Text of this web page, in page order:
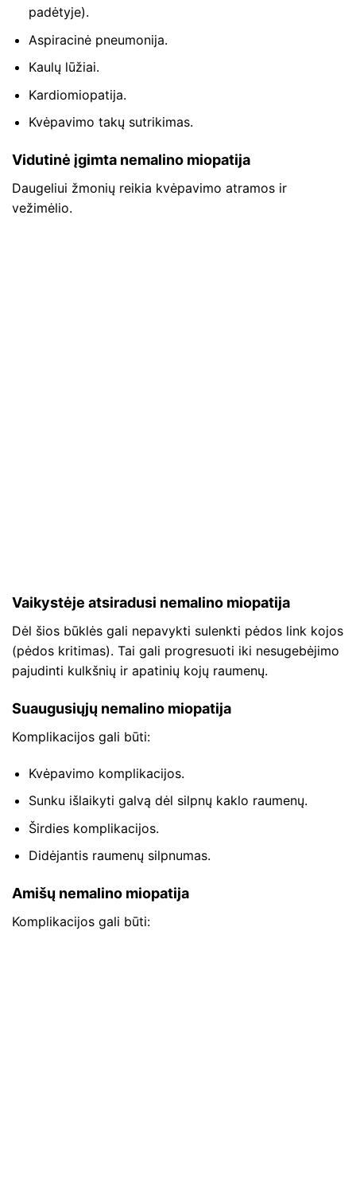
padėtyje).
Aspiracinė pneumonija.
Kaulų lūžiai.
Kardiomiopatija.
Kvėpavimo takų sutrikimas.
Vidutinė įgimta nemalino miopatija
Daugeliui žmonių reikia kvėpavimo atramos ir
vežimėlio.
Vaikystėje atsiradusi nemalino miopatija
Dėl šios būklės gali nepavykti sulenkti pėdos link kojos
(pėdos kritimas). Tai gali progresuoti iki nesugebėjimo
pajudinti kulkšnių ir apatinių kojų raumenų.
Suaugusiųjų nemalino miopatija
Komplikacijos gali būti:
Kvėpavimo komplikacijos.
Sunku išlaikyti galvą dėl silpnų kaklo raumenų.
Širdies komplikacijos.
Didėjantis raumenų silpnumas.
Amišų nemalino miopatija
Komplikacijos gali būti: